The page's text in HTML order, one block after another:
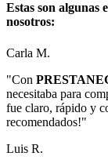
Estas son algunas
nosotros:
Carla M.
"Con
necesitaba para
fue claro, rápido y
recomendados!"
Luis R.